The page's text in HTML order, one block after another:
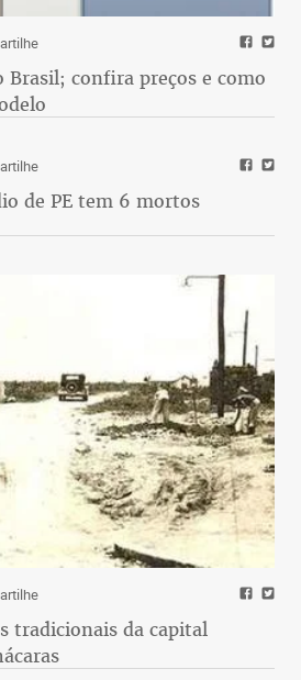
Brasil; confira preços e como
de PE tem 6 mortos
tradicionais da capital